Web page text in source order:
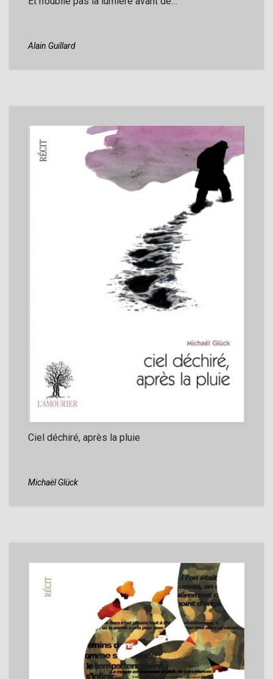
Alain Guillard
Ciel déchiré, après la pluie
Michaël Glück